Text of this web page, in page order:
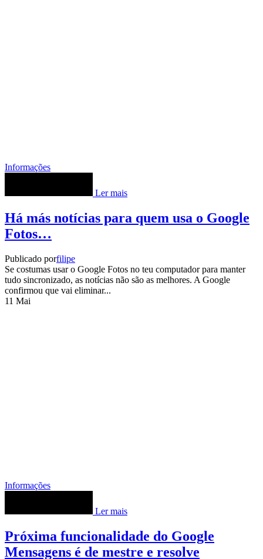
Informações
Ler mais
Há más notícias para quem usa o Google
Fotos…
Publicado porfilipe
Se costumas usar o Google Fotos no teu computador para manter
tudo sincronizado, as notícias não são as melhores. A Google
confirmou que vai eliminar...
11 Mai
Informações
Ler mais
Próxima funcionalidade do Google
Mensagens é de mestre e resolve